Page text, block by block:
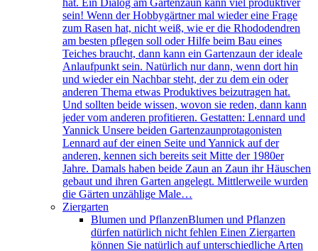
hat. Ein Dialog am Gartenzaun kann viel produktiver
sein! Wenn der Hobbygärtner mal wieder eine Frage
zum Rasen hat, nicht weiß, wie er die Rhododendren
am besten pflegen soll oder Hilfe beim Bau eines
Teiches braucht, dann kann ein Gartenzaun der ideale
Anlaufpunkt sein. Natürlich nur dann, wenn dort hin
und wieder ein Nachbar steht, der zu dem ein oder
anderen Thema etwas Produktives beizutragen hat.
Und sollten beide wissen, wovon sie reden, dann kann
jeder vom anderen profitieren. Gestatten: Lennard und
Yannick Unsere beiden Gartenzaunprotagonisten
Lennard auf der einen Seite und Yannick auf der
anderen, kennen sich bereits seit Mitte der 1980er
Jahre. Damals haben beide Zaun an Zaun ihr Häuschen
gebaut und ihren Garten angelegt. Mittlerweile wurden
die Gärten unzählige Male…
Ziergarten
Blumen und PflanzenBlumen und Pflanzen
dürfen natürlich nicht fehlen Einen Ziergarten
können Sie natürlich auf unterschiedliche Arten